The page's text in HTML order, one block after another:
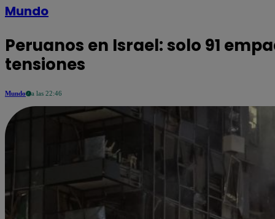
Mundo
Peruanos en Israel: solo 91
tensiones
Mundo a las 22:46